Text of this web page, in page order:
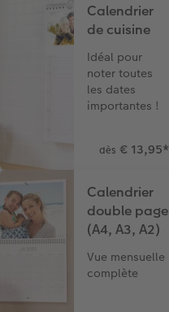
Calendrier
de cuisine
Idéal pour
noter toutes
les dates
importantes !
dès € 13,95*
Calendrier
double page
(A4, A3, A2)
Vue mensuelle
complète